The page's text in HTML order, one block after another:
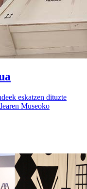
eskatzen dituzte
Museoko